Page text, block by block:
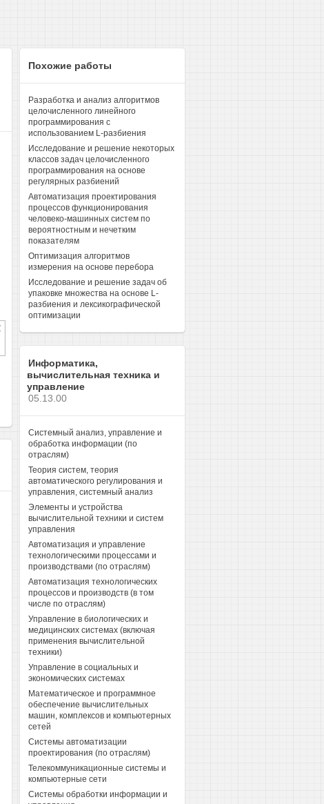
Похожие работы
Разработка и анализ алгоритмов
целочисленного линейного
программирования с
использованием L-разбиения
Исследование и решение некоторых
классов задач целочисленного
программирования на основе
регулярных разбиений
Автоматизация проектирования
процессов функционирования
человеко-машинных систем по
вероятностным и нечетким
показателям
Оптимизация алгоритмов
измерения на основе перебора
Исследование и решение задач об
упаковке множества на основе L-
разбиения и лексикографической
оптимизации
Информатика,
вычислительная техника и
управление
05.13.00
Системный анализ, управление и
обработка информации (по
отраслям)
Теория систем, теория
автоматического регулирования и
управления, системный анализ
Элементы и устройства
вычислительной техники и систем
управления
Автоматизация и управление
технологическими процессами и
производствами (по отраслям)
Автоматизация технологических
процессов и производств (в том
числе по отраслям)
Управление в биологических и
медицинских системах (включая
применения вычислительной
техники)
Управление в социальных и
экономических системах
Математическое и программное
обеспечение вычислительных
машин, комплексов и компьютерных
сетей
Системы автоматизации
проектирования (по отраслям)
Телекоммуникационные системы и
компьютерные сети
Системы обработки информации и